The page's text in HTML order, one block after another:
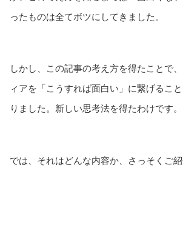
ったものは全てボツにしてきました。
しかし、この記事の考え方を得たことで
ィアを「こうすれば面白い」に繋げるこ
りました。新しい思考法を得たわけです。
では、それはどんな内容か、さっそくご紹